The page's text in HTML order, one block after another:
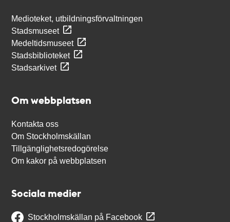
Medioteket, utbildningsförvaltningen
Stadsmuseet
Medeltidsmuseet
Stadsbiblioteket
Stadsarkivet
Om webbplatsen
Kontakta oss
Om Stockholmskällan
Tillgänglighetsredogörelse
Om kakor på webbplatsen
Sociala medier
Stockholmskällan på Facebook